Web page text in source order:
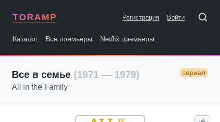
TORAMP Регистрация Войти
Каталог Все премьеры Netflix премьеры
Все в семье (1971 — 1979) сериал
All in the Family